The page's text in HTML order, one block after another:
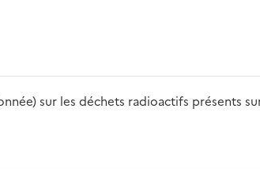
sur les déchets radioactifs présents